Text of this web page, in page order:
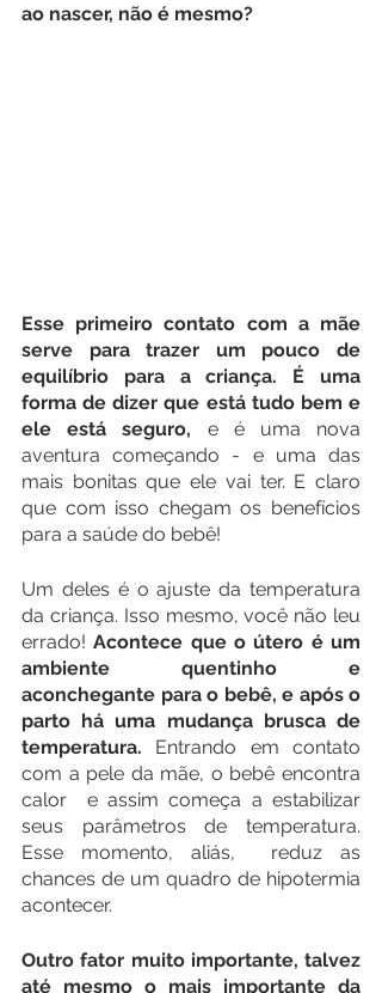
ao nascer, não é mesmo?
Esse primeiro contato com a mãe
serve para trazer um pouco de
equilíbrio para a criança. É uma
forma de dizer que está tudo bem e
ele está seguro, e é uma nova
aventura começando - e uma das
mais bonitas que ele vai ter. E claro
que com isso chegam os benefícios
para a saúde do bebê!
Um deles é o ajuste da temperatura
da criança. Isso mesmo, você não leu
errado! Acontece que o útero é um
ambiente quentinho e
aconchegante para o bebê, e após o
parto há uma mudança brusca de
temperatura. Entrando em contato
com a pele da mãe, o bebê encontra
calor  e assim começa a estabilizar
seus parâmetros de temperatura.
Esse momento, aliás,  reduz as
chances de um quadro de hipotermia
acontecer.
Outro fator muito importante, talvez
até mesmo o mais importante da